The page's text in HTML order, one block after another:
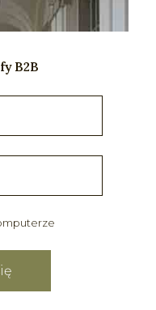
B2B